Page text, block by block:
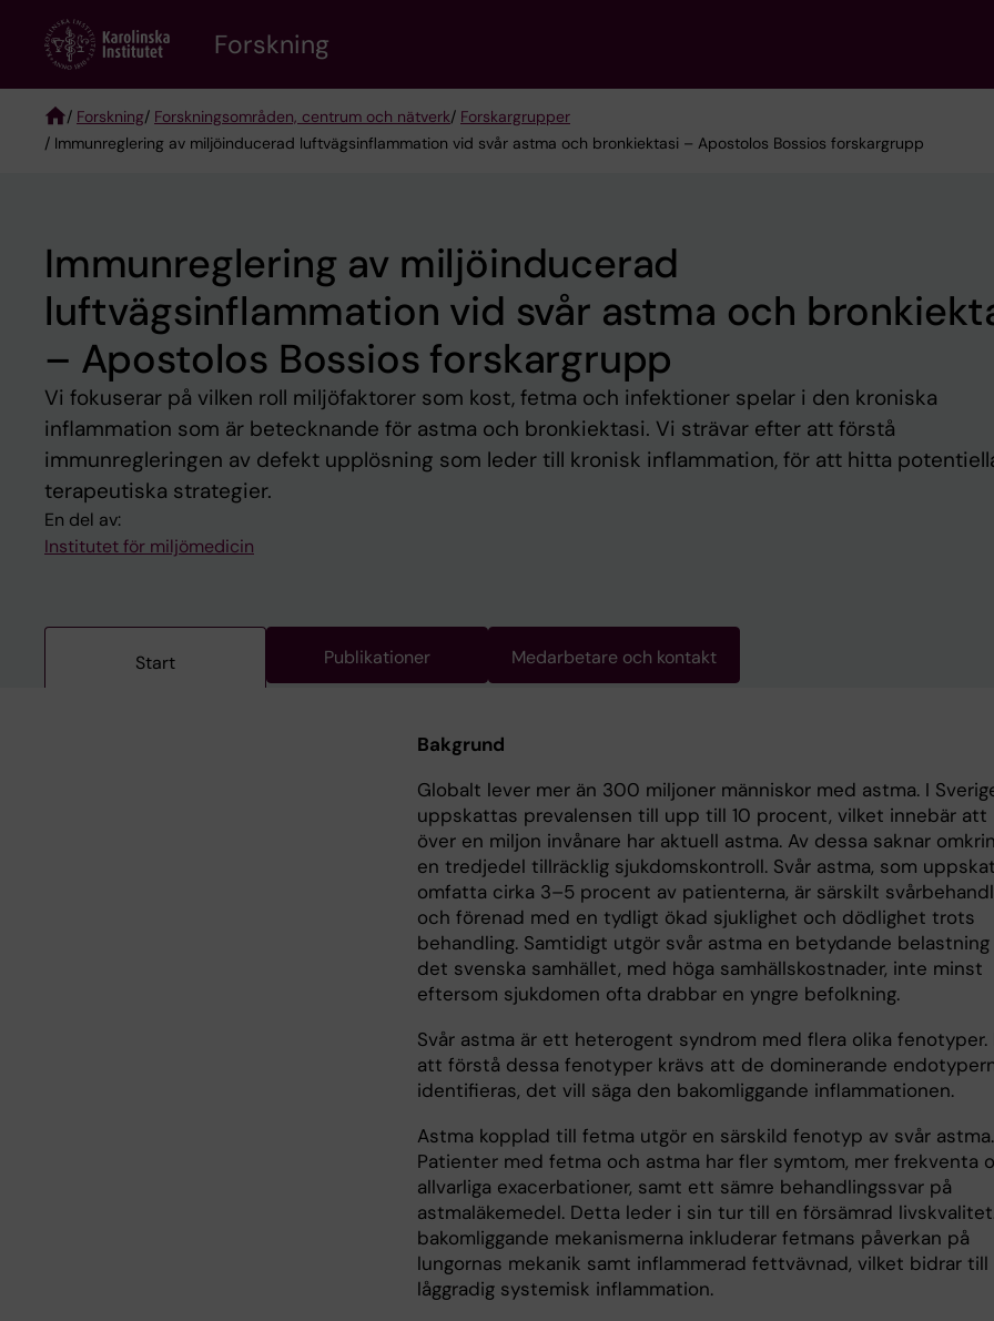
content
Forskning
Breadcrumb
/ Forskning/ Forskningsområden, centrum och nätverk/ Forskargrupper
/ Immunreglering av miljöinducerad luftvägsinflammation vid svår astma och bronkiektasi – Apostolos Bossios forskargrupp
Immunreglering av miljöinducerad
luftvägsinflammation vid svår astma och
– Apostolos Bossios forskargrupp
Vi fokuserar på vilken roll miljöfaktorer som kost, fetma och infektioner spelar i den kroniska
inflammation som är betecknande för astma och bronkiektasi. Vi strävar efter att förstå
immunregleringen av defekt upplösning som leder till kronisk inflammation, för att hitta
terapeutiska strategier.
En del av:
Institutet för miljömedicin
Start Publikationer Medarbetare och kontakt
Bakgrund
Globalt lever mer än 300 miljoner människor med astma. I
uppskattas prevalensen till upp till 10 procent, vilket innebär att
över en miljon invånare har aktuell astma. Av dessa saknar
en tredjedel tillräcklig sjukdomskontroll. Svår astma, som
omfatta cirka 3–5 procent av patienterna, är särskilt
och förenad med en tydligt ökad sjuklighet och dödlighet trots
behandling. Samtidigt utgör svår astma en betydande
det svenska samhället, med höga samhällskostnader, inte minst
eftersom sjukdomen ofta drabbar en yngre befolkning.
Svår astma är ett heterogent syndrom med flera olika fenotyper.
att förstå dessa fenotyper krävs att de dominerande
identifieras, det vill säga den bakomliggande inflammationen.
Astma kopplad till fetma utgör en särskild fenotyp av svår astma.
Patienter med fetma och astma har fler symtom, mer frekventa
allvarliga exacerbationer, samt ett sämre behandlingssvar på
astmaläkemedel. Detta leder i sin tur till en försämrad
bakomliggande mekanismerna inkluderar fetmans påverkan på
lungornas mekanik samt inflammerad fettvävnad, vilket bidrar till
låggradig systemisk inflammation.